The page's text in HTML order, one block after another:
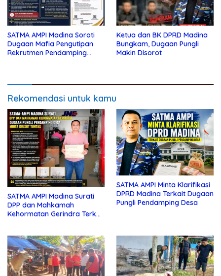
SATMA AMPI Madina Soroti
Dugaan Mafia Pengutipan
Rekrutmen Pendamping
Ketua dan BK DPRD Madina
Bungkam, Dugaan Pungli
Makin Disorot
Rekomendasi untuk kamu
SATMA AMPI Madina Surati
DPP dan Mahkamah
Kehormatan Gerindra Terkait
SATMA AMPI Minta Klarifikasi
DPRD Madina Terkait Dugaan
Pungli Pendamping Desa